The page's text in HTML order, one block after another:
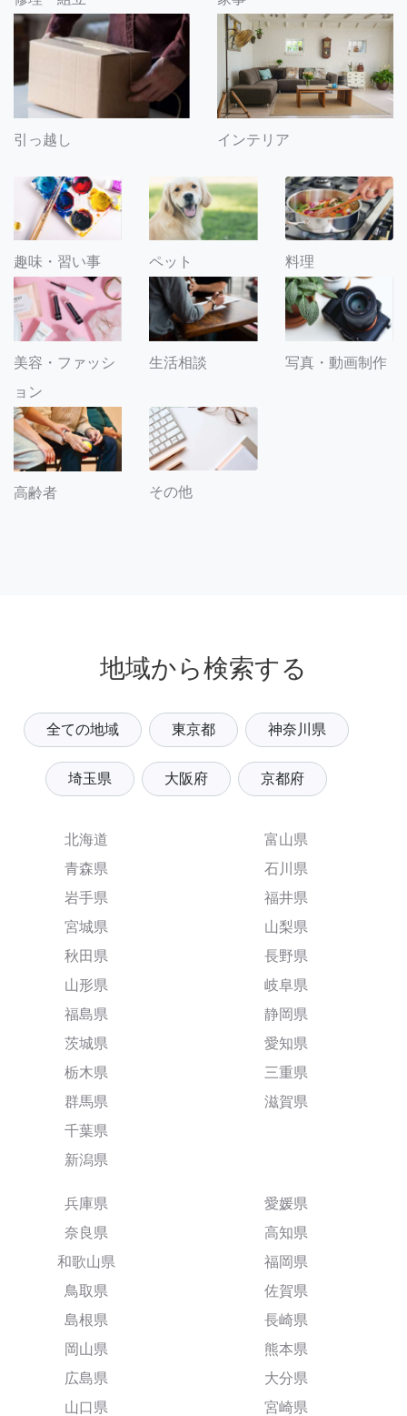
引っ越し インテリア
趣味・習い事 ペット 料理
美容・ファッシ
ョン
生活相談 写真・動画制作
高齢者 その他
地域から検索する
全ての地域 東京都 神奈川県
埼玉県 大阪府 京都府
北海道
青森県
岩手県
宮城県
秋田県
山形県
福島県
茨城県
栃木県
群馬県
千葉県
新潟県
富山県
石川県
福井県
山梨県
長野県
岐阜県
静岡県
愛知県
三重県
滋賀県
兵庫県
奈良県
和歌山県
鳥取県
島根県
岡山県
広島県
山口県
愛媛県
高知県
福岡県
佐賀県
長崎県
熊本県
大分県
宮崎県